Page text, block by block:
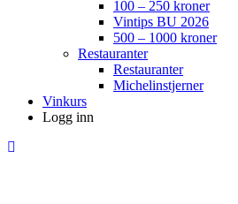
100 – 250 kroner
Vintips BU 2026
500 – 1000 kroner
Restauranter
Restauranter
Michelinstjerner
Vinkurs
Logg inn